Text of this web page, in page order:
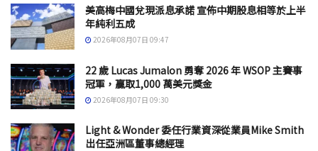
美高梅中國兌現派息承諾 宣佈中期股息相等於上半
年純利五成
2026年08月07日 09:47
22 歲 Lucas Jumalon 勇奪 2026 年 WSOP 主賽事
冠軍，贏取1,000 萬美元獎金
2026年08月07日 09:30
Light & Wonder 委任行業資深從業員Mike Smith
出任亞洲區董事總經理